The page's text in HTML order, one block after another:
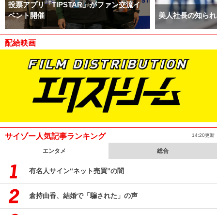
投票アプリ「TIPSTAR」がファン交流イ
ベント開催
美人社長の知ら
配給映画
サイゾー人気記事ランキング 14:20更新
エンタメ 総合
有名人サイン“ネット売買”の闇
倉持由香、結婚で「騙された」の声